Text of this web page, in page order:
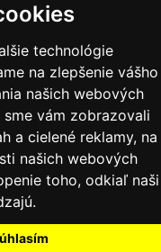
technológie
na zlepšenie vášho
našich webových
vám zobrazovali
a cielené reklamy, na
našich webových
toho, odkiaľ naši
NÁS
DO ZÁKAZNÍCKEJ ZÓNY
podmienky
údajov